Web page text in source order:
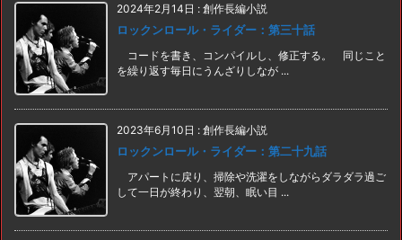
2024年2月14日 : 創作長編小説
ロックンロール・ライダー：第三十話
コードを書き、コンパイルし、修正する。 同じこと
を繰り返す毎日にうんざりしなが ...
2023年6月10日 : 創作長編小説
ロックンロール・ライダー：第二十九話
アパートに戻り、掃除や洗濯をしながらダラダラ過ご
して一日が終わり、翌朝、眠い目 ...